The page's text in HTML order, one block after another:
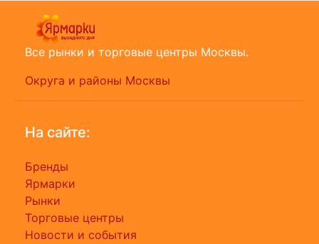
Все рынки и торговые центры Москвы.
Округа и районы Москвы
На сайте:
Бренды
Ярмарки
Рынки
Торговые центры
Новости и события